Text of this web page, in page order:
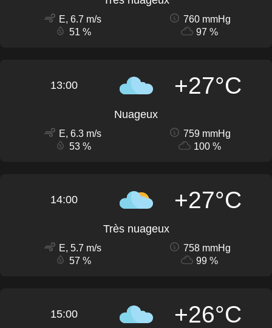
E, 6.7 m/s
760 mmHg
51 %
97 %
13:00 +27°C
Nuageux
E, 6.3 m/s
759 mmHg
53 %
100 %
14:00 +27°C
Très nuageux
E, 5.7 m/s
758 mmHg
57 %
99 %
15:00 +26°C